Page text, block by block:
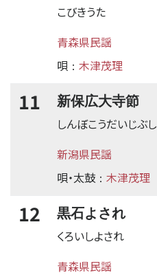
こびきうた
青森県民謡
唄 ： 木津茂理
11 新保広大寺節
しんぼこうだいじぶし
新潟県民謡
唄・太鼓 ： 木津茂理
12 黒石よされ
くろいしよされ
青森県民謡